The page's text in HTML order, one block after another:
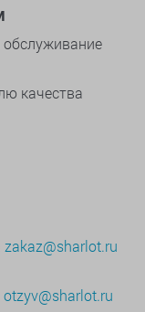
качества
zakaz@sharlot.ru
otzyv@sharlot.ru